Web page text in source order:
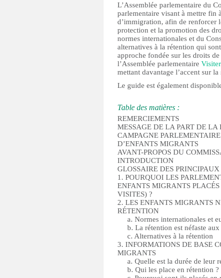
L’Assemblée parlementaire du
parlementaire visant à mettre fin
d’immigration, afin de renforcer
protection et la promotion des
normes internationales et du
alternatives à la rétention qui
approche fondée sur les droits
l’Assemblée parlementaire
mettant davantage l’accent sur
Le guide est également
Table des matières :
REMERCIEMENTS
MESSAGE DE LA PART DE LA
CAMPAGNE
D’ENFANTS MIGRANTS
AVANT-PROPOS DU
INTRODUCTION
GLOSSAIRE DES
1. POURQUOI LES
ENFANTS MIGRANTS
VISITES) ?
2. LES ENFANTS MIGRANTS
RÉTENTION
a. Normes internationales et
b. La rétention est néfaste
c. Alternatives à la rétention
3. INFORMATIONS DE BASE
MIGRANTS
a. Quelle est la durée de leur
b. Qui les place en rétention ?